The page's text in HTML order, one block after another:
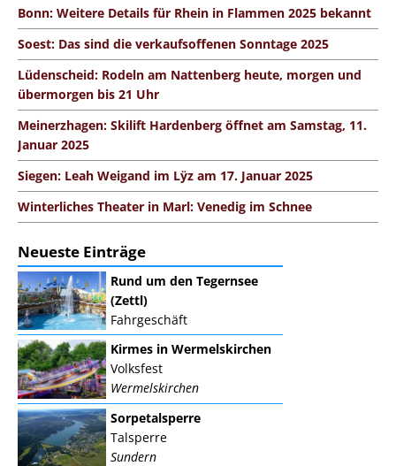
Bonn: Weitere Details für Rhein in Flammen 2025 bekannt
Soest: Das sind die verkaufsoffenen Sonntage 2025
Lüdenscheid: Rodeln am Nattenberg heute, morgen und
übermorgen bis 21 Uhr
Meinerzhagen: Skilift Hardenberg öffnet am Samstag, 11.
Januar 2025
Siegen: Leah Weigand im Lÿz am 17. Januar 2025
Winterliches Theater in Marl: Venedig im Schnee
Neueste Einträge
Rund um den Tegernsee
(Zettl)
Fahrgeschäft
Kirmes in Wermelskirchen
Volksfest
Wermelskirchen
Sorpetalsperre
Talsperre
Sundern